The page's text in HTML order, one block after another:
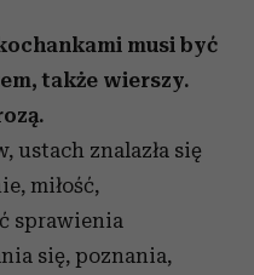
podczasmusi być
także wierszy.
ustach znalazła się
miłość,
sprawienia
się, poznania,